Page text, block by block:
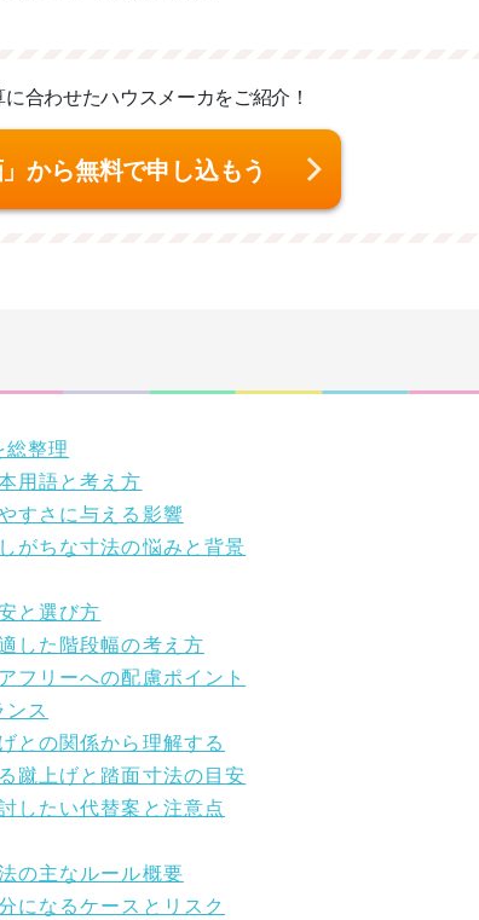
に合わせたハウスメーカをご紹介！
」から無料で申し込もう
整理
用語と考え方
すさに与える影響
がちな寸法の悩みと背景
と選び方
した階段幅の考え方
フリーへの配慮ポイント
ス
との関係から理解する
蹴上げと踏面寸法の目安
したい代替案と注意点
の主なルール概要
になるケースとリスク